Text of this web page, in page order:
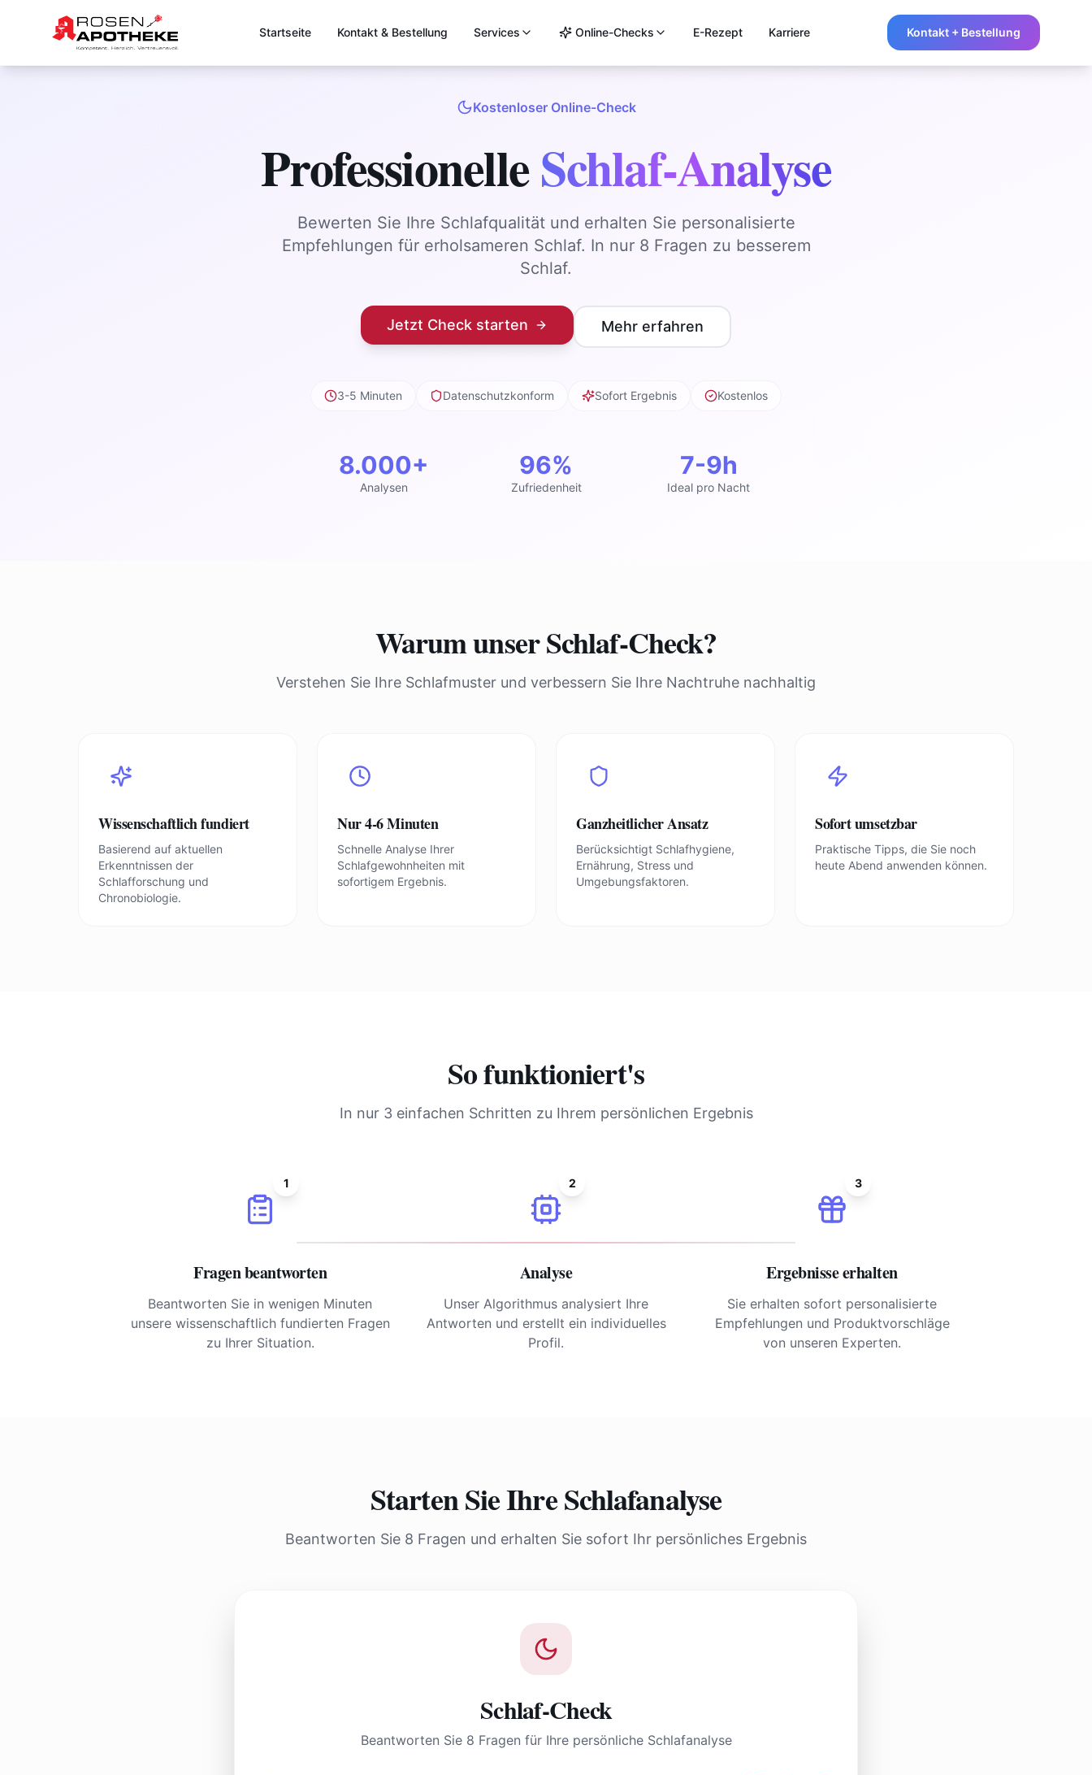
Startseite Kontakt & Bestellung Services Online-Checks E-Rezept Karriere Kontakt + Bestellung
Kostenloser Online-Check
ProfessionelleSchlaf-Analyse
Bewerten Sie Ihre Schlafqualität und erhalten Sie personalisierte
Empfehlungen für erholsameren Schlaf. In nur 8 Fragen zu besserem
Schlaf.
Jetzt Check starten Mehr erfahren
3-5 Minuten Datenschutzkonform Sofort Ergebnis Kostenlos
8.000+
Analysen
96%
Zufriedenheit
7-9h
Ideal pro Nacht
Warum unser Schlaf-Check?
Verstehen Sie Ihre Schlafmuster und verbessern Sie Ihre Nachtruhe nachhaltig
Wissenschaftlich fundiert
Basierend auf aktuellen
Erkenntnissen der
Schlafforschung und
Chronobiologie.
Nur 4-6 Minuten
Schnelle Analyse Ihrer
Schlafgewohnheiten mit
sofortigem Ergebnis.
Ganzheitlicher Ansatz
Berücksichtigt Schlafhygiene,
Ernährung, Stress und
Umgebungsfaktoren.
Sofort umsetzbar
Praktische Tipps, die Sie noch
heute Abend anwenden können.
So funktioniert's
In nur 3 einfachen Schritten zu Ihrem persönlichen Ergebnis
1
Fragen beantworten
Beantworten Sie in wenigen Minuten
unsere wissenschaftlich fundierten Fragen
zu Ihrer Situation.
2
Analyse
Unser Algorithmus analysiert Ihre
Antworten und erstellt ein individuelles
Profil.
3
Ergebnisse erhalten
Sie erhalten sofort personalisierte
Empfehlungen und Produktvorschläge
von unseren Experten.
Starten Sie Ihre Schlafanalyse
Beantworten Sie 8 Fragen und erhalten Sie sofort Ihr persönliches Ergebnis
Schlaf-Check
Beantworten Sie 8 Fragen für Ihre persönliche Schlafanalyse